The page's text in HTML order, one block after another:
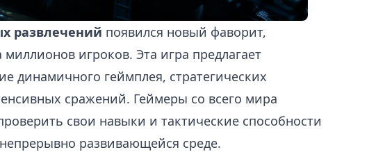
развлечений появился новый фаворит,
игроков. Эта игра предлагает
динамичного геймплея, стратегических
сражений. Геймеры со всего мира
свои навыки и тактические способности
развивающейся среде.